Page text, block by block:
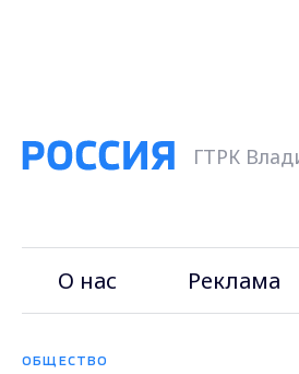
ГТРК
О нас Реклама
ОБЩЕСТВО